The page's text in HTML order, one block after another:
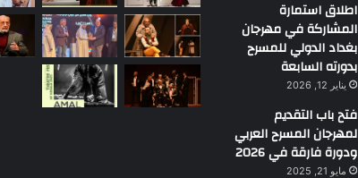
اطلاق استمارة
المشاركة في مهرجان
بغداد الدولي للمسرح
بدورته السابعة
يناير 12, 2026
فتح باب التقديم
لمهرجان المسرح العربي
ودورة فارقة في 2026
مايو 21, 2025
قراءة
في
كتاب
(كمون
الخطاب
النقدي
في
تاريخ
الكتابة
الإبداع: قراءة في كتاب (كمون
الخطاب النقدي في تاريخ الكتابة
المسرحية)تاليف حاتم التليلي
محمودي
معاصرة
لفنون
الأداءمنذ 5 أيام
«رحلة»…
برؤية معاصرة